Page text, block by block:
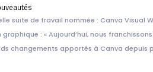
suite de travail nommée : Canva Visual
: « Aujourd’hui, nous
changements apportés à Canva depuis